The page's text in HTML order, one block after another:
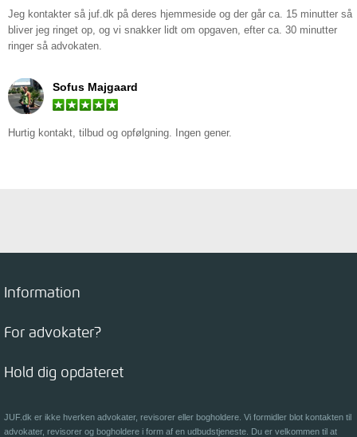
Jeg kontakter så juf.dk på deres hjemmeside og der går ca. 15 minutter så
bliver jeg ringet op, og vi snakker lidt om opgaven, efter ca. 30 minutter
ringer så advokaten.
Sofus Majgaard
Hurtig kontakt, tilbud og opfølgning. Ingen gener.
Information
For advokater?
Hold dig opdateret
JUF.dk er ikke hverken advokater, revisorer eller bogholdere. Vi formidler blot kontakten til
advokater, revisorer og bogholdere i form af en udbudstjeneste. Du er velkommen til at